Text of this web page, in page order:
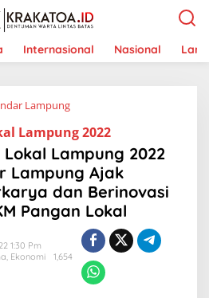
Internasional Nasional
Lampung
s
t
i
v
a
l
P
g
Lampung 2022
Lampung 2022
Lampung Ajak
dan Berinovasi
Pangan Lokal
1:30 Pm
, Ekonomi
1,654